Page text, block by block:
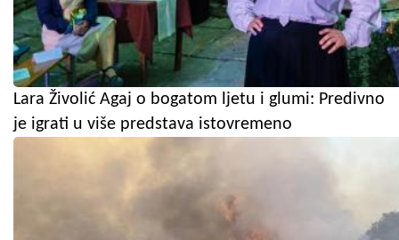
Lara Živolić Agaj o bogatom ljetu i glumi: Predivno
je igrati u više predstava istovremeno